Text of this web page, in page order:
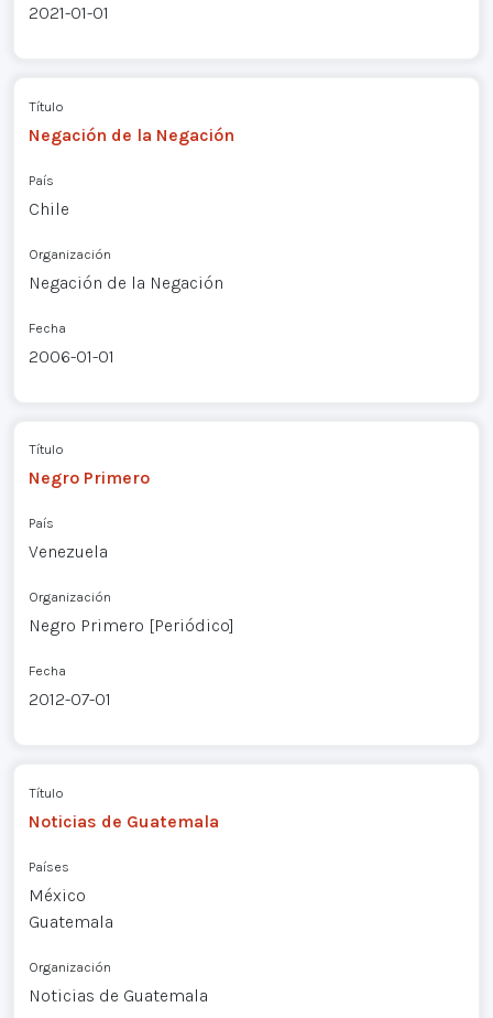
2021-01-01
Título
Negación de la Negación
País
Chile
Organización
Negación de la Negación
Fecha
2006-01-01
Título
Negro Primero
País
Venezuela
Organización
Negro Primero [Periódico]
Fecha
2012-07-01
Título
Noticias de Guatemala
Países
México
Guatemala
Organización
Noticias de Guatemala